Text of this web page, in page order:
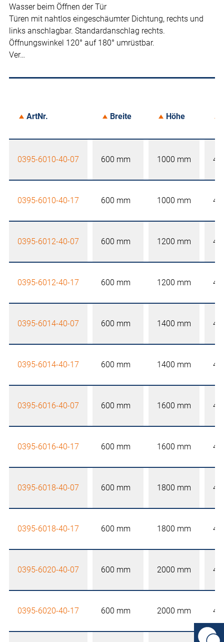
Wasser beim Öffnen der Tür
Türen mit nahtlos eingeschäumter Dichtung, rechts und
links anschlagbar. Standardanschlag rechts.
Öffnungswinkel 120° auf 180° umrüstbar.
Ver…
ArtNr. Breite Höhe
0395-6010-40-07 600 mm 1000 mm
0395-6010-40-17 600 mm 1000 mm
0395-6012-40-07 600 mm 1200 mm
0395-6012-40-17 600 mm 1200 mm
0395-6014-40-07 600 mm 1400 mm
0395-6014-40-17 600 mm 1400 mm
0395-6016-40-07 600 mm 1600 mm
0395-6016-40-17 600 mm 1600 mm
0395-6018-40-07 600 mm 1800 mm
0395-6018-40-17 600 mm 1800 mm
0395-6020-40-07 600 mm 2000 mm
0395-6020-40-17 600 mm 2000 mm